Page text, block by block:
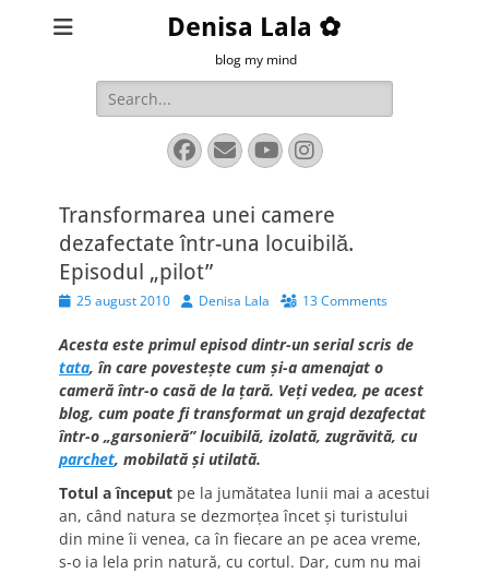
Denisa Lala ✿
blog my mind
Search
for:
Facebook
EmailYouTube
Instagram
Transformarea unei camere
dezafectate într-una locuibilă.
Episodul „pilot”
Posted
25 august 2010 AuthorDenisa Lala 13 Comments
Acesta este primul episod dintr-un serial scris de
tata, în care povesteşte cum şi-a amenajat o
cameră într-o casă de la ţară. Veţi vedea, pe acest
blog, cum poate fi transformat un grajd dezafectat
într-o „garsonieră” locuibilă, izolată, zugrăvită, cu
parchet, mobilată şi utilată.
Totul a început pe la jumătatea lunii mai a acestui
an, când natura se dezmorţea încet şi turistului
din mine îi venea, ca în fiecare an pe acea vreme,
s-o ia lela prin natură, cu cortul. Dar, cum nu mai